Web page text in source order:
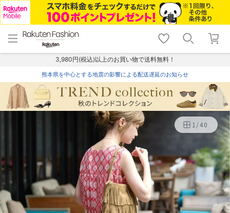
menu home
トップ
shopping_cart lock_outline
ログイン
3,980円(税込)以上のお買い物で送料無料！
熊本県を中心とする地震の影響による配送遅延のお知らせ
1/40